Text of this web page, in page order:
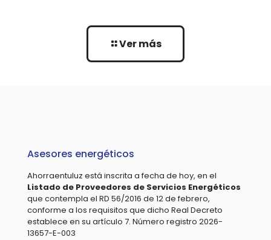
Ver más
Asesores energéticos
Ahorraentuluz está inscrita a fecha de hoy, en el
Listado de Proveedores de Servicios Energéticos
que contempla el RD 56/2016 de 12 de febrero,
conforme a los requisitos que dicho Real Decreto
establece en su artículo 7. Número registro 2026-
13657-E-003